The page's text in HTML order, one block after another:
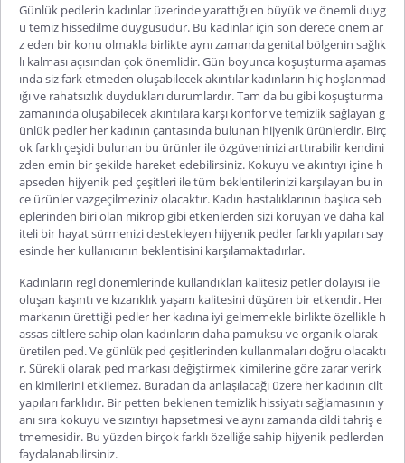
Günlük pedlerin kadınlar üzerinde yarattığı en büyük ve önemli duyg
u temiz hissedilme duygusudur. Bu kadınlar için son derece önem ar
z eden bir konu olmakla birlikte aynı zamanda genital bölgenin sağlık
lı kalması açısından çok önemlidir. Gün boyunca koşuşturma aşamas
ında siz fark etmeden oluşabilecek akıntılar kadınların hiç hoşlanmad
ığı ve rahatsızlık duydukları durumlardır. Tam da bu gibi koşuşturma
zamanında oluşabilecek akıntılara karşı konfor ve temizlik sağlayan g
ünlük pedler her kadının çantasında bulunan hijyenik ürünlerdir. Birç
ok farklı çeşidi bulunan bu ürünler ile özgüveninizi arttırabilir kendini
zden emin bir şekilde hareket edebilirsiniz. Kokuyu ve akıntıyı içine h
apseden hijyenik ped çeşitleri ile tüm beklentilerinizi karşılayan bu in
ce ürünler vazgeçilmeziniz olacaktır. Kadın hastalıklarının başlıca seb
eplerinden biri olan mikrop gibi etkenlerden sizi koruyan ve daha kal
iteli bir hayat sürmenizi destekleyen hijyenik pedler farklı yapıları say
esinde her kullanıcının beklentisini karşılamaktadırlar.
Kadınların regl dönemlerinde kullandıkları kalitesiz petler dolayısı ile
oluşan kaşıntı ve kızarıklık yaşam kalitesini düşüren bir etkendir. Her
markanın ürettiği pedler her kadına iyi gelmemekle birlikte özellikle h
assas ciltlere sahip olan kadınların daha pamuksu ve organik olarak
üretilen ped. Ve günlük ped çeşitlerinden kullanmaları doğru olacaktı
r. Sürekli olarak ped markası değiştirmek kimilerine göre zarar verirk
en kimilerini etkilemez. Buradan da anlaşılacağı üzere her kadının cilt
yapıları farklıdır. Bir petten beklenen temizlik hissiyatı sağlamasının y
anı sıra kokuyu ve sızıntıyı hapsetmesi ve aynı zamanda cildi tahriş e
tmemesidir. Bu yüzden birçok farklı özelliğe sahip hijyenik pedlerden
faydalanabilirsiniz.